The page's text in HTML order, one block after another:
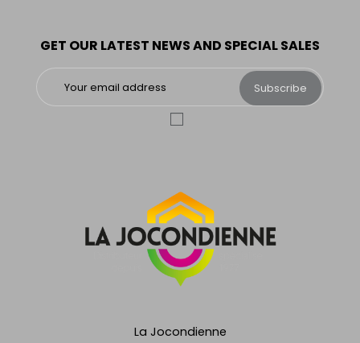
La Jocondienne
GET OUR LATEST NEWS AND SPECIAL SALES
Subscribe